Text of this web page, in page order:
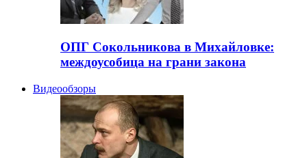
ОПГ Сокольникова в Михайловке:
междоусобица на грани закона
Видеообзоры